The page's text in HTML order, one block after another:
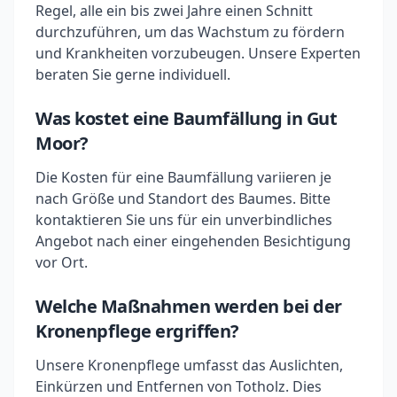
Regel, alle ein bis zwei Jahre einen Schnitt
durchzuführen, um das Wachstum zu fördern
und Krankheiten vorzubeugen. Unsere Experten
beraten Sie gerne individuell.
Was kostet eine Baumfällung in Gut
Moor?
Die Kosten für eine Baumfällung variieren je
nach Größe und Standort des Baumes. Bitte
kontaktieren Sie uns für ein unverbindliches
Angebot nach einer eingehenden Besichtigung
vor Ort.
Welche Maßnahmen werden bei der
Kronenpflege ergriffen?
Unsere Kronenpflege umfasst das Auslichten,
Einkürzen und Entfernen von Totholz. Dies